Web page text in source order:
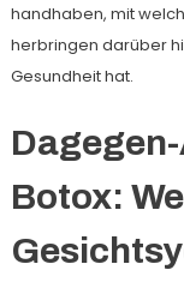
handhaben, mit
herbringen darüber
Gesundheit hat.
Botox: